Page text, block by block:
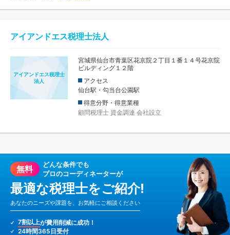
アイアンドエス税理士法人
アイアンドエス税理士
法人
宮城県仙台市青葉区花京院２丁目１番１４号花京院
ビルディング１２階
アクセス
仙台駅・勾当台公園駅
得意分野・得意業種
顧問税理士 資金調達 会社設立
無料
どんな条件でも
プロのコーディネーターが
最適な税理士をご紹介!
あなたのニーズや課題を、お気軽にご相談ください
7割以上が費用削減に成功！
24時間365日受付